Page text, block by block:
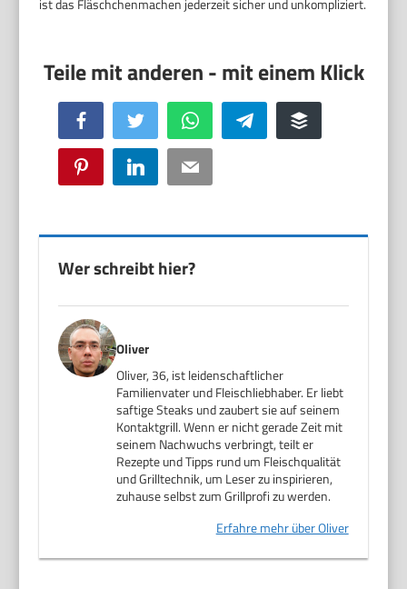
ist das Fläschchenmachen jederzeit sicher und unkompliziert.
Facebook Twitter WhatsApp Telegram Buffer
Pinterest LinkedIn Email
Wer schreibt hier?
Oliver
Oliver, 36, ist leidenschaftlicher
Familienvater und Fleischliebhaber. Er liebt
saftige Steaks und zaubert sie auf seinem
Kontaktgrill. Wenn er nicht gerade Zeit mit
seinem Nachwuchs verbringt, teilt er
Rezepte und Tipps rund um Fleischqualität
und Grilltechnik, um Leser zu inspirieren,
zuhause selbst zum Grillprofi zu werden.
Erfahre mehr über Oliver